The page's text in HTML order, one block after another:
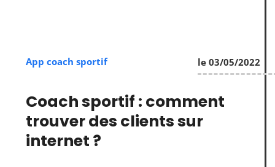
App coach sportif le 03/05/2022
Coach sportif : comment
trouver des clients sur
internet ?